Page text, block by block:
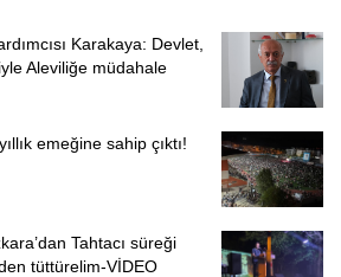
Karakaya: Devlet,
Aleviliğe müdahale
emeğine sahip çıktı!
Tahtacı süreği
tüttürelim-VİDEO